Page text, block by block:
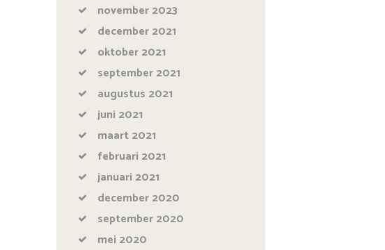
november2023
december2021
oktober2021
september2021
augustus 2021
juni 2021
maart2021
februari 2021
januari 2021
december2020
september2020
mei 2020